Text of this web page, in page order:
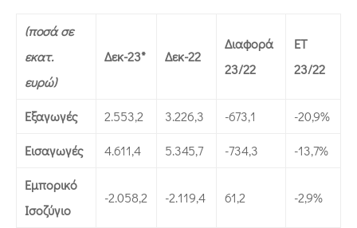
(ποσά σε
εκατ.
ευρώ)
Δεκ-23* Δεκ-22
Διαφορά
23/22
ΕΤ
23/22
Εξαγωγές 2.553,2 3.226,3 -673,1 -20,9%
Εισαγωγές 4.611,4 5.345,7 -734,3 -13,7%
Εμπορικό
Ισοζύγιο
-2.058,2 -2.119,4 61,2 -2,9%